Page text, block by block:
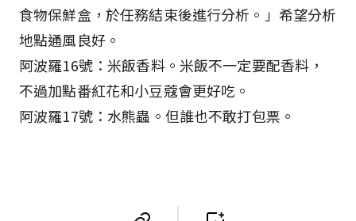
食物保鮮盒，於任務結束後進行分析。」希望分析
地點通風良好。
阿波羅16號：米飯香料。米飯不一定要配香料，
不過加點番紅花和小豆蔻會更好吃。
阿波羅17號：水熊蟲。但誰也不敢打包票。